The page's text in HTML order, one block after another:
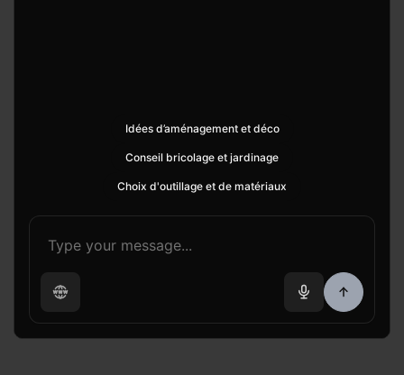
Idées d’aménagement et déco
Conseil bricolage et jardinage
Choix d'outillage et de matériaux